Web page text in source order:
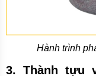
Hành trình
3. Thành tựu